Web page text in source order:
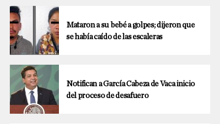
Mataron a su bebé a golpes; dijeron que
se había caído de las escaleras
Notifican a García Cabeza de Vaca inicio
del proceso de desafuero